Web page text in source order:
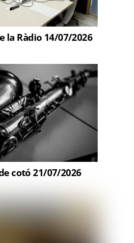
la Ràdio 14/07/2026
cotó 21/07/2026